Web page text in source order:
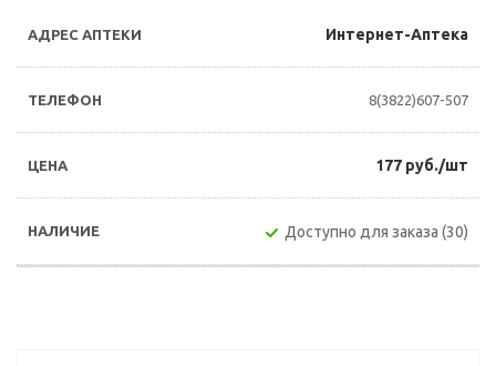
Интернет-Аптека
8(3822)607-507
177 руб./шт
Доступно для заказа (30)